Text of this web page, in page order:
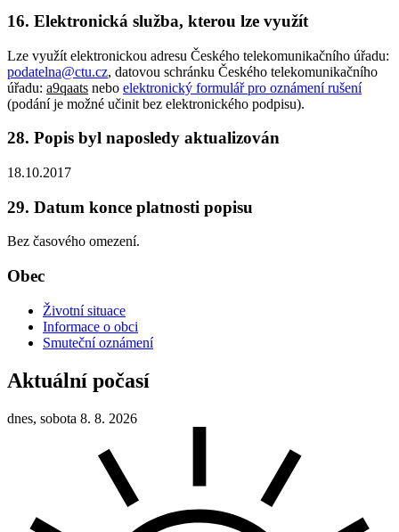
16. Elektronická služba, kterou lze využít
Lze využít elektronickou adresu Českého telekomunikačního úřadu:
podatelna@ctu.cz, datovou schránku Českého telekomunikačního
úřadu: a9qaats nebo elektronický formulář pro oznámení rušení
(podání je možné učinit bez elektronického podpisu).
28. Popis byl naposledy aktualizován
18.10.2017
29. Datum konce platnosti popisu
Bez časového omezení.
Obec
Životní situace
Informace o obci
Smuteční oznámení
Aktuální počasí
dnes, sobota 8. 8. 2026